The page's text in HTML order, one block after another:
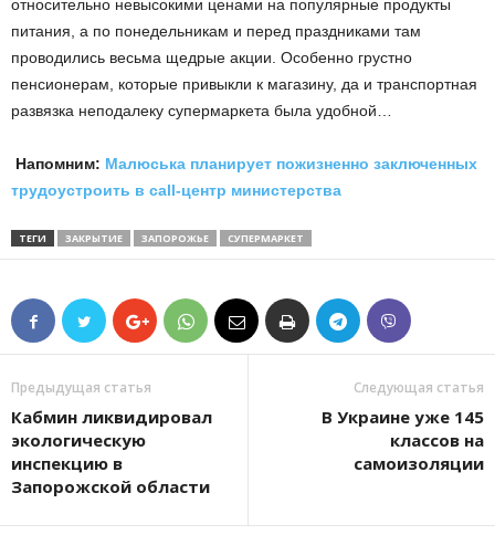
относительно невысокими ценами на популярные продукты
питания, а по понедельникам и перед праздниками там
проводились весьма щедрые акции. Особенно грустно
пенсионерам, которые привыкли к магазину, да и транспортная
развязка неподалеку супермаркета была удобной…
Напомним: Малюська планирует пожизненно заключенных
трудоустроить в call-центр министерства
ТЕГИ ЗАКРЫТИЕ ЗАПОРОЖЬЕ СУПЕРМАРКЕТ
Предыдущая статья
Кабмин ликвидировал
экологическую
инспекцию в
Запорожской области
Следующая статья
В Украине уже 145
классов на
самоизоляции